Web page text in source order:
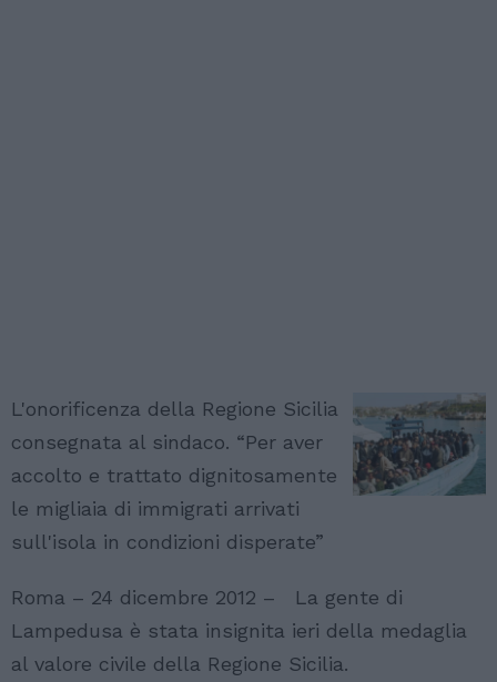
L'onorificenza della Regione Sicilia
consegnata al sindaco. “Per aver
accolto e trattato dignitosamente
le migliaia di immigrati arrivati
sull'isola in condizioni disperate”
Roma – 24 dicembre 2012 – La gente di
Lampedusa è stata insignita ieri della medaglia
al valore civile della Regione Sicilia.